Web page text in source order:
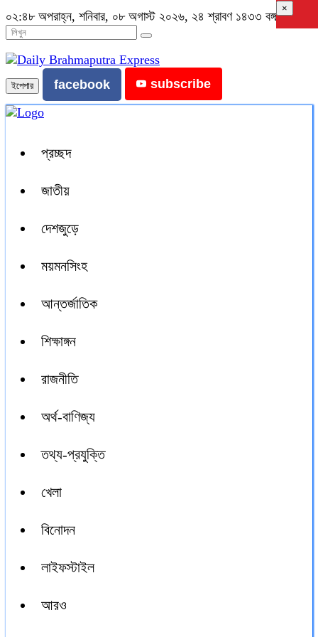
০২:৪৮ অপরাহ্ন, শনিবার, ০৮ অগাস্ট ২০২৬, ২৪ শ্রাবণ ১৪৩৩ বঙ্গাব্দ
ইপেপার facebook subscribe
প্রচ্ছদ
জাতীয়
দেশজুড়ে
ময়মনসিংহ
আন্তর্জাতিক
শিক্ষাঙ্গন
রাজনীতি
অর্থ-বাণিজ্য
তথ্য-প্রযুক্তি
খেলা
বিনোদন
লাইফস্টাইল
আরও
×